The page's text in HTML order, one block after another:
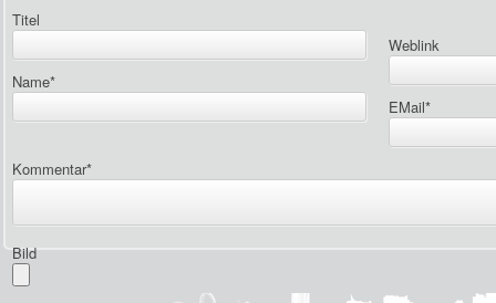
Titel
Weblink
Name*
EMail*
Kommentar*
Bild